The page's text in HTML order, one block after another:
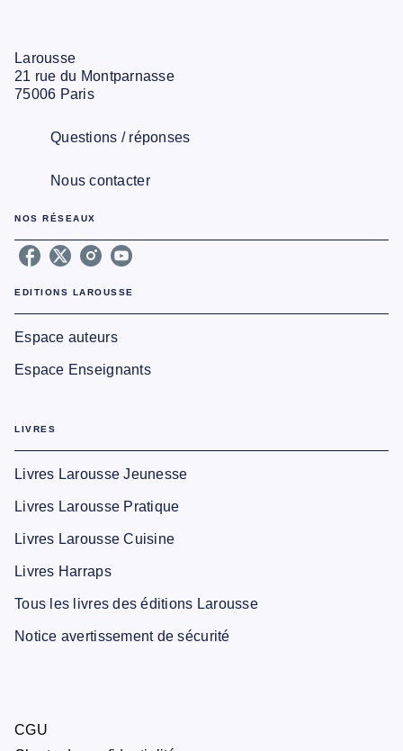
Larousse
21 rue du Montparnasse
75006 Paris
Questions / réponses
Nous contacter
NOS RÉSEAUX
EDITIONS LAROUSSE
Espace auteurs
Espace Enseignants
LIVRES
Livres Larousse Jeunesse
Livres Larousse Pratique
Livres Larousse Cuisine
Livres Harraps
Tous les livres des éditions Larousse
Notice avertissement de sécurité
CGU